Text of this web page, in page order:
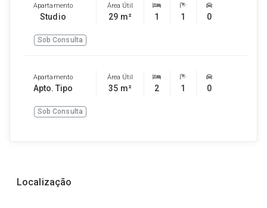
Apartamento
Studio
Área Útil
29 m² 1 1 0
Sob Consulta
Apartamento
Apto. Tipo
Área Útil
35 m² 2 1 0
Sob Consulta
Localização